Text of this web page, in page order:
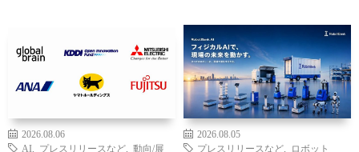
2026.08.06
AI
プレスリリースなど
動向/展
2026.08.05
プレスリリースなど
ロボット